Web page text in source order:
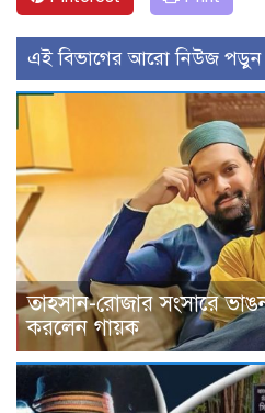
এই বিভাগের আরো নিউজ পড়ুন
তাহসান-রোজার সংসারে
করলেন গায়ক